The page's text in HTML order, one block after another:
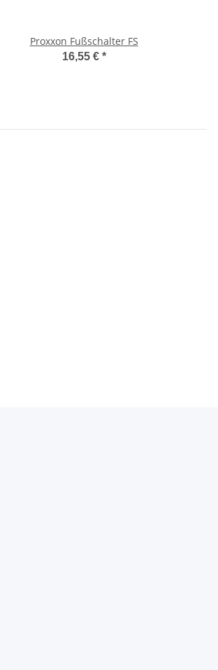
Proxxon Fußschalter FS
16,55 € *